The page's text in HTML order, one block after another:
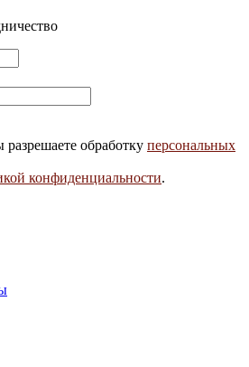
обработку персональных
конфиденциальности.